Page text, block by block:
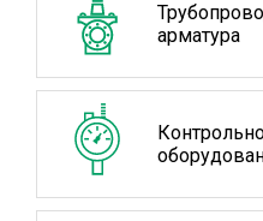
арматура